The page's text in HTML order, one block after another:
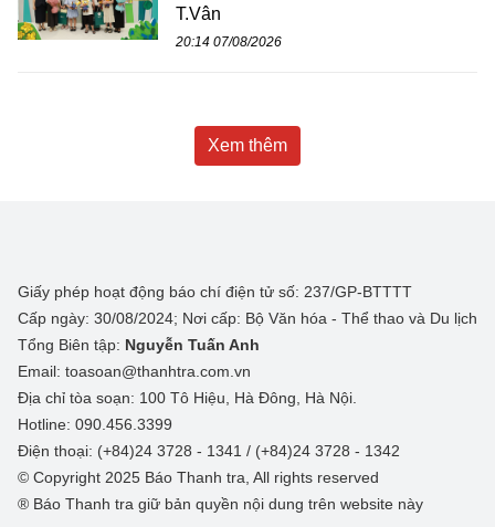
T.Vân
20:14 07/08/2026
Xem thêm
Giấy phép hoạt động báo chí điện tử số: 237/GP-BTTTT
Cấp ngày: 30/08/2024; Nơi cấp: Bộ Văn hóa - Thể thao và Du lịch
Tổng Biên tập: Nguyễn Tuấn Anh
Email: toasoan@thanhtra.com.vn
Địa chỉ tòa soạn: 100 Tô Hiệu, Hà Đông, Hà Nội.
Hotline: 090.456.3399
Điện thoại: (+84)24 3728 - 1341 / (+84)24 3728 - 1342
© Copyright 2025 Báo Thanh tra, All rights reserved
® Báo Thanh tra giữ bản quyền nội dung trên website này